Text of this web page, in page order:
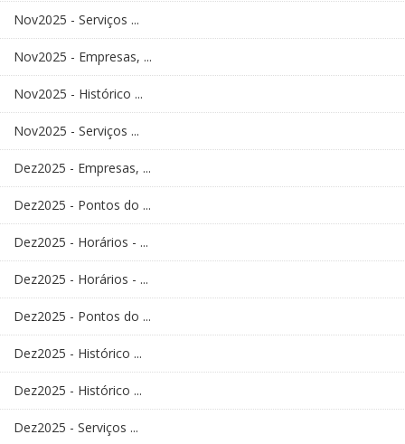
Nov2025 - Serviços ...
Nov2025 - Empresas, ...
Nov2025 - Histórico ...
Nov2025 - Serviços ...
Dez2025 - Empresas, ...
Dez2025 - Pontos do ...
Dez2025 - Horários - ...
Dez2025 - Horários - ...
Dez2025 - Pontos do ...
Dez2025 - Histórico ...
Dez2025 - Histórico ...
Dez2025 - Serviços ...